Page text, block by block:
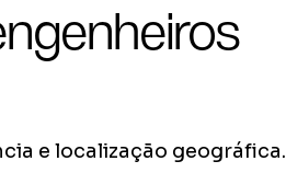
e localização geográfica.